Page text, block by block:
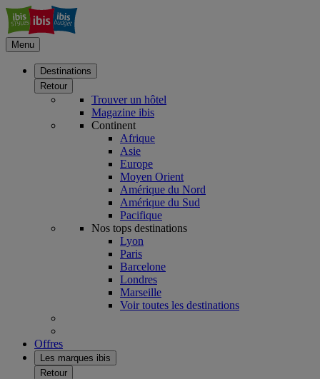
Menu
Destinations
Retour
Trouver un hôtel
Magazine ibis
Continent
Afrique
Asie
Europe
Moyen Orient
Amérique du Nord
Amérique du Sud
Pacifique
Nos tops destinations
Lyon
Paris
Barcelone
Londres
Marseille
Voir toutes les destinations
Offres
Les marques ibis
Retour